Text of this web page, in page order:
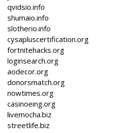
qvidsio.info
shumaio.info
slotherio.info
cysapluscertification.org
fortnitehacks.org
loginsearch.org
aodecor.org
donorsmatch.org
nowtimes.org
casinoeing.org
livemocha.biz
streetlife.biz